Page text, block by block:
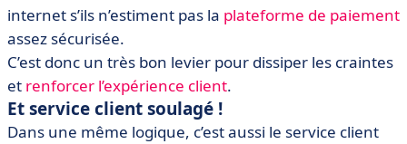
internet s’ils n’estiment pas la plateforme de paiement
assez sécurisée.
C’est donc un très bon levier pour dissiper les craintes
et renforcer l’expérience client.
Et service client soulagé !
Dans une même logique, c’est aussi le service client